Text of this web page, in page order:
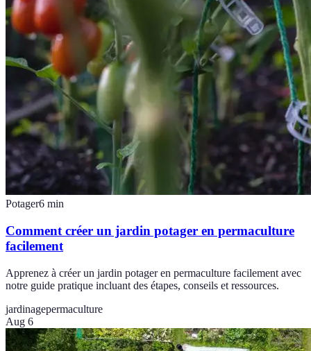
Potager6 min
Comment créer un jardin potager en permaculture
facilement
Apprenez à créer un jardin potager en permaculture facilement avec
notre guide pratique incluant des étapes, conseils et ressources.
jardinagepermaculture
Aug 6